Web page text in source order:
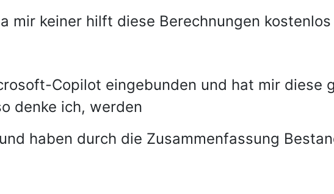
mir keiner hilft diese Berechnungen kostenlos
Copilot eingebunden und hat mir diese
denke ich, werden
haben durch die Zusammenfassung